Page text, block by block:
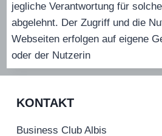
jegliche Verantwortung für
abgelehnt. Der Zugriff und die
Webseiten erfolgen auf eigene
oder der Nutzerin
KONTAKT
Business Club Albis